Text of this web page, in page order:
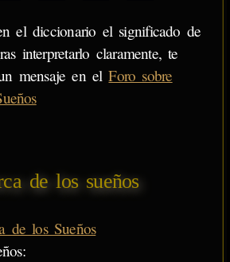
el diccionario el significado de
interpretarlo claramente, te
mensaje en elForo sobre
de los sueños
de los Sueños